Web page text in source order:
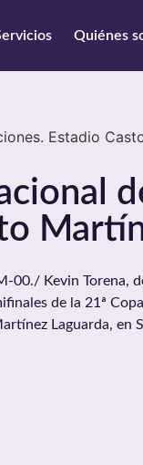
Quiénes
Estadio
00./ Kevin Torena,
de la 21ª
Laguarda, en